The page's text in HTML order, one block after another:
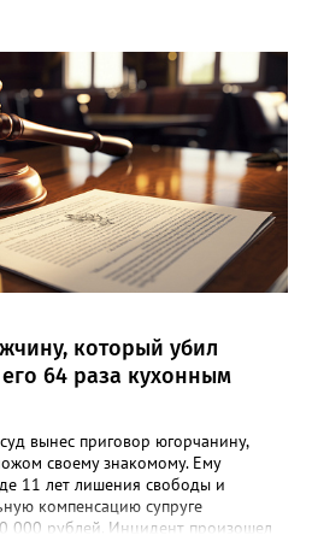
который убил
64 раза кухонным
вынес приговор югорчанину,
своему знакомому. Ему
11 лет лишения свободы и
компенсацию супруге
000 рублей. Инцидент произошел